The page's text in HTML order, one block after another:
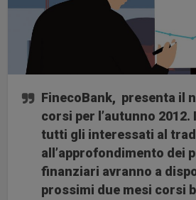
FinecoBank, presenta il
corsi per l’autunno 2012.
tutti gli interessati al
all’approfondimento dei
finanziari avranno a
prossimi due mesi corsi